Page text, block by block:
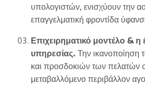
υπολογιστών, ενισχύουν την
επαγγελματική φροντίδα
Επιχειρηματικό μοντέλο & η
υπηρεσίας. Την ικανοποίηση
και προσδοκιών των πελατών
μεταβαλλόμενο περιβάλλον